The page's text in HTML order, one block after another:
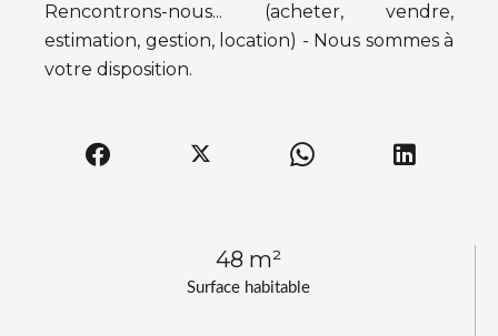
Surface habitable
48 m²
Rencontrons-nous... (acheter, vendre,
estimation, gestion, location) - Nous sommes à
votre disposition.